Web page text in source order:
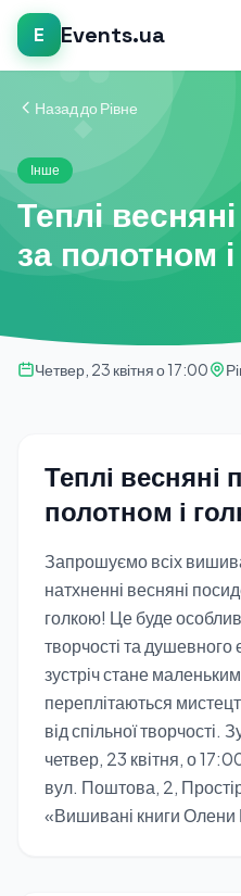
E Events.ua
Назад до Рівне
Інше
Теплі
за полотном
Четвер, 23 квітня о 17:00
Теплі весняні
полотном і
Запрошуємо всіх
натхненні весняні
голкою! Це буде
творчості та
зустріч стане
переплітаються
від спільної творчості.
четвер, 23 квітня, о
вул. Поштова, 2,
«Вишивані книги Олени